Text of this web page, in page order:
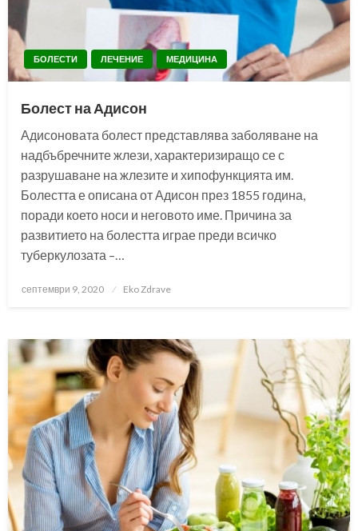
БОЛЕСТИ ЛЕЧЕНИЕ МЕДИЦИНА
Болест на Адисон
Адисоновата болест представлява заболяване на
надбъбречните жлези, характеризиращо се с
разрушаване на жлезите и хипофункцията им.
Болестта е описана от Адисон през 1855 година,
поради което носи и неговото име. Причина за
развитието на болестта играе преди всичко
туберкулозата –…
Posted
септември 9, 2020 Eko Zdrave